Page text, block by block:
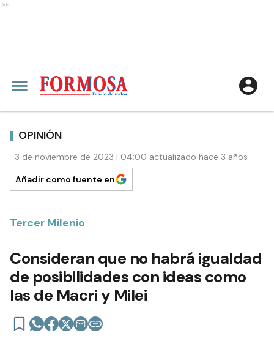
Ads
OPINIÓN
3 de noviembre de 2023 | 04:00 actualizado hace 3 años
Añadir como fuente en
Tercer Milenio
Consideran que no habrá igualdad
de posibilidades con ideas como
las de Macri y Milei